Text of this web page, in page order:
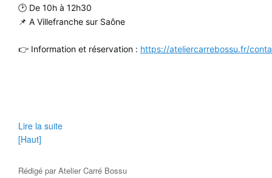
🕑 De 10h à 12h30
📌 A Villefranche sur Saône
👉 Information et réservation : https://ateliercarrebossu.fr/
Lire la suite
[Haut]
Rédigé parAtelier Carré Bossu